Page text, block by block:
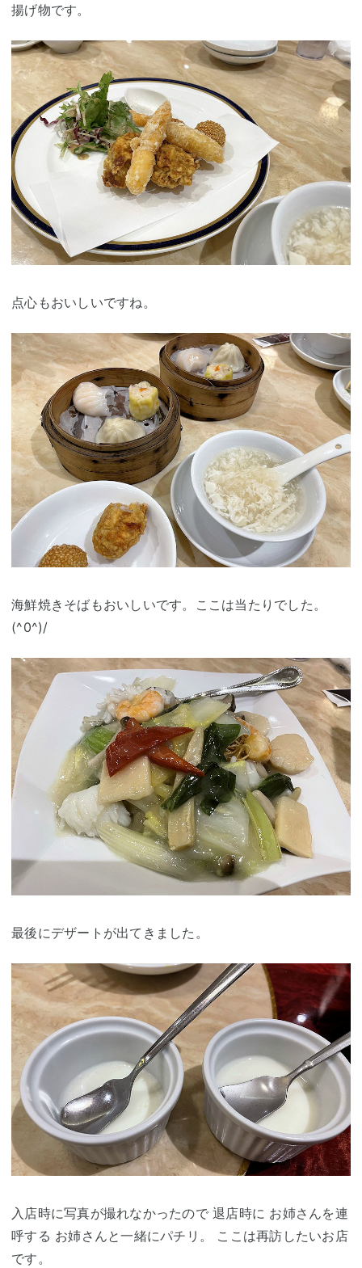
揚げ物です。
点心もおいしいですね。
海鮮焼きそばもおいしいです。ここは当たりでした。
(^0^)/
最後にデザートが出てきました。
入店時に写真が撮れなかったので 退店時に お姉さんを連
呼する お姉さんと一緒にパチリ。 ここは再訪したいお店
です。